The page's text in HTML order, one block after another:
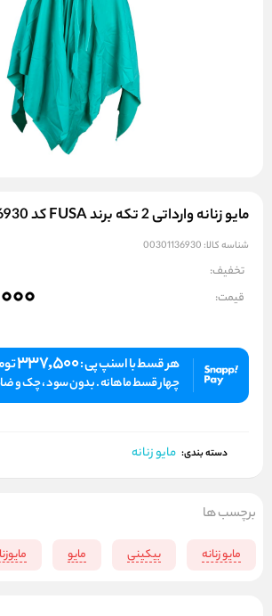
مایو زنانه وارداتی 2 تکه برند FUSA کد 6930
شناسه کالا: 00301136930
تخفیف:
قیمت:
هر قسط با اسنپ پی :337,500
چهار قسط ماهانه . بدون سود ، چک و
دسته بندی: مایو زنانه
برچسب ها
مایو زنانه بیکینی مایو